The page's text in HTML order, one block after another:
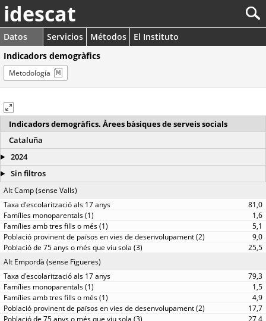
idescat
Datos Servicios Métodos
El Instituto
Indicadors demogràfics
Metodología
Indicadors demogràfics. Àrees bàsiques de serveis socials
Cataluña
2024
Sin filtros
Alt Camp (sense Valls)
81,0
1,6
5,1
9,0
25,5
Alt Empordà (sense Figueres)
79,3
1,5
4,9
17,7
27,4